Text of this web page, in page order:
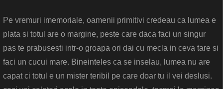
Pe vremuri imemoriale, oamenii primitivi credeau ca lumea e
plata si totul are o margine, peste care daca faci un singur
pas te prabusesti intr-o groapa ori dai cu mecla in ceva tare si
faci un cucui mare. Bineinteles ca se inselau, lumea nu are
capat ci totul e un mister teribil pe care doar tu il vei deslusi.